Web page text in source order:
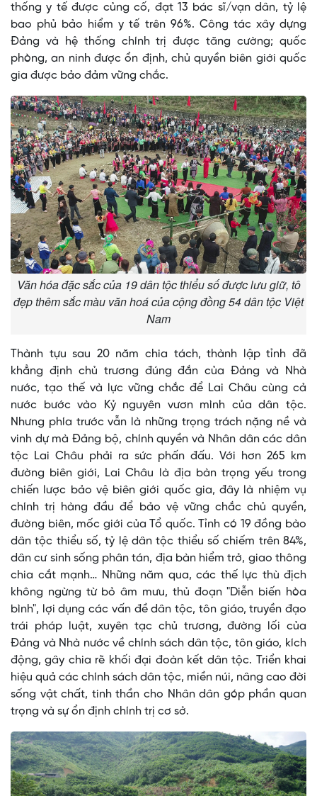
thống y tế được củng cố, đạt 13 bác sĩ/vạn dân, tỷ lệ
bao phủ bảo hiểm y tế trên 96%. Công tác xây dựng
Đảng và hệ thống chính trị được tăng cường; quốc
phòng, an ninh được ổn định, chủ quyền biên giới quốc
gia được bảo đảm vững chắc.
Văn hóa đặc sắc của 19 dân tộc thiểu số được lưu giữ, tô
đẹp thêm sắc màu văn hoá của cộng đồng 54 dân tộc Việt
Nam
Thành tựu sau 20 năm chia tách, thành lập tỉnh đã
khẳng định chủ trương đúng đắn của Đảng và Nhà
nước, tạo thế và lực vững chắc để Lai Châu cùng cả
nước bước vào Kỷ nguyên vươn mình của dân tộc.
Nhưng phía trước vẫn là những trọng trách nặng nề và
vinh dự mà Đảng bộ, chính quyền và Nhân dân các dân
tộc Lai Châu phải ra sức phấn đấu. Với hơn 265 km
đường biên giới, Lai Châu là địa bàn trọng yếu trong
chiến lược bảo vệ biên giới quốc gia, đây là nhiệm vụ
chính trị hàng đầu để bảo vệ vững chắc chủ quyền,
đường biên, mốc giới của Tổ quốc. Tỉnh có 19 đồng bào
dân tộc thiểu số, tỷ lệ dân tộc thiểu số chiếm trên 84%,
dân cư sinh sống phân tán, địa bàn hiểm trở, giao thông
chia cắt mạnh… Những năm qua, các thế lực thù địch
không ngừng từ bỏ âm mưu, thủ đoạn "Diễn biến hòa
bình", lợi dụng các vấn đề dân tộc, tôn giáo, truyền đạo
trái pháp luật, xuyên tạc chủ trương, đường lối của
Đảng và Nhà nước về chính sách dân tộc, tôn giáo, kích
động, gây chia rẽ khối đại đoàn kết dân tộc. Triển khai
hiệu quả các chính sách dân tộc, miền núi, nâng cao đời
sống vật chất, tinh thần cho Nhân dân góp phần quan
trọng và sự ổn định chính trị cơ sở.